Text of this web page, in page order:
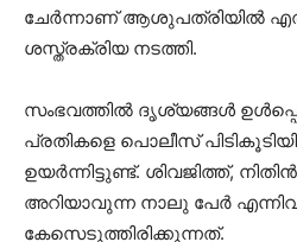
ചേര്‍ന്നാണ് ആശുപത്രിയില്‍
ശസ്ത്രക്രിയ നടത്തി.
സംഭവത്തില്‍ ദൃശ്യങ്ങള്‍
പ്രതികളെ പൊലീസ്
ഉയര്‍ന്നിട്ടുണ്ട്. ശിവജിത്ത്,
അറിയാവുന്ന നാലു പേര്‍
കേസെടുത്തിരിക്കുന്നത്.